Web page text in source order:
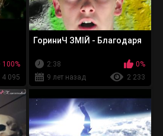
100%
4 095
ГориниЧ ЗМІЙ - Благодаря
2:38
0%
9 лет назад
2 233